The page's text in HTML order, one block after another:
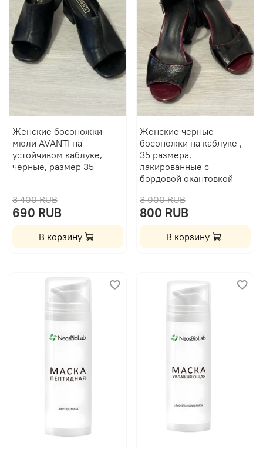
Женские босоножки-
мюли AVANTI на
устойчивом каблуке,
черные, размер 35
3 400 RUB
690 RUB
В корзину
Женские черные
босоножки на каблуке ,
35 размера,
лакированные с
бордовой окантовкой
3 000 RUB
800 RUB
В корзину